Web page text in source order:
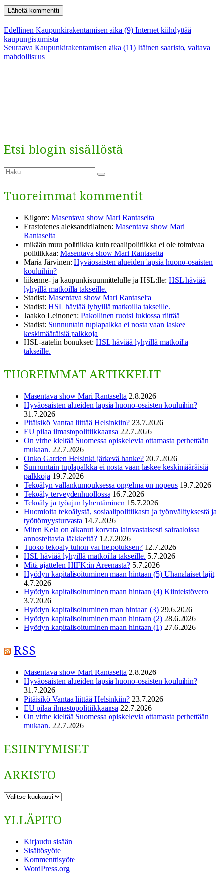
Artikkelien
selaus
Edellinen Edellinen
artikkeli:
Kaupunkirakentamisen aika (9) Internet kiihdyttää
kaupungistumista
Seuraava Seuraava
artikkeli:
Kaupunkirakentamisen aika (11) Itäinen saaristo, valtava
mahdollisuus
Etsi blogin sisällöstä
Etsi:
Haku
Tuoreimmat kommentit
Kilgore: Masentava show Mari Rantaselta
Erastotenes aleksandrilainen: Masentava show Mari
Rantaselta
mikään muu politiikka kuin reaalipolitiikka ei ole toimivaa
politiikkaa: Masentava show Mari Rantaselta
Maria Järvinen: Hyväosaisten alueiden lapsia huono-osaisten
kouluihin?
liikenne- ja kaupunkisuunnittelulle ja HSL:lle: HSL häviää
lyhyillä matkoilla takseille.
Stadist: Masentava show Mari Rantaselta
Stadist: HSL häviää lyhyillä matkoilla takseille.
Jaakko Leinonen: Pakollinen ruotsi lukiossa riittää
Stadist: Sunnuntain tuplapalkka ei nosta vaan laskee
keskimääräisiä palkkoja
HSL-aatelin bonukset: HSL häviää lyhyillä matkoilla
takseille.
TUOREIMMAT ARTIKKELIT
Masentava show Mari Rantaselta 2.8.2026
Hyväosaisten alueiden lapsia huono-osaisten kouluihin?
31.7.2026
Pitäisikö Vantaa liittää Helsinkiin? 23.7.2026
EU pilaa ilmastopolitiikkaansa 22.7.2026
On virhe kieltää Suomessa opiskelevia ottamasta perhettään
mukaan. 22.7.2026
Onko Garden Helsinki järkevä hanke? 20.7.2026
Sunnuntain tuplapalkka ei nosta vaan laskee keskimääräisiä
palkkoja 19.7.2026
Tekoälyn vallankumouksessa ongelma on nopeus 19.7.2026
Tekoäly terveydenhuollossa 16.7.2026
Tekoäly ja työajan lyhentäminen 15.7.2026
Huomioita tekoälystä, sosiaalipolitiikasta ja työnvälityksestä ja
työttömyysturvasta 14.7.2026
Miten Kela on alkanut korvata lainvastaisesti sairaaloissa
annosteltavia lääkkeitä? 12.7.2026
Tuoko tekoäly tuhon vai helpotuksen? 12.7.2026
HSL häviää lyhyillä matkoilla takseille. 5.7.2026
Mitä ajattelen HIFK:in Areenasta? 5.7.2026
Hyödyn kapitalisoituminen maan hintaan (5) Uhanalaiset lajit
4.7.2026
Hyödyn kapitalisoituminen maan hintaan (4) Kiinteistövero
3.7.2026
Hyödyn kapitalisoituminen man hintaan (3) 29.6.2026
Hyödyn kapitalisoituminen maan hintaan (2) 28.6.2026
Hyödyn kapitalisoituminen maan hintaan (1) 27.6.2026
RSS
Masentava show Mari Rantaselta 2.8.2026
Hyväosaisten alueiden lapsia huono-osaisten kouluihin?
31.7.2026
Pitäisikö Vantaa liittää Helsinkiin? 23.7.2026
EU pilaa ilmastopolitiikkaansa 22.7.2026
On virhe kieltää Suomessa opiskelevia ottamasta perhettään
mukaan. 22.7.2026
ESIINTYMISET
ARKISTO
ARKISTO
YLLÄPITO
Kirjaudu sisään
Sisältösyöte
Kommenttisyöte
WordPress.org